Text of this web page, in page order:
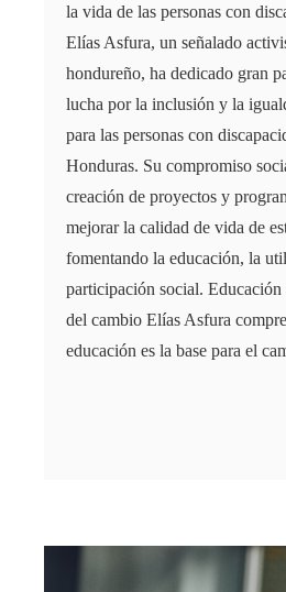
la vida de las personas con
Elías Asfura, un señalado
hondureño, ha dedicado gran
lucha por la inclusión y la
para las personas con
Honduras. Su compromiso
creación de proyectos y
mejorar la calidad de vida de
fomentando la educación, la
participación social. Educación
del cambio Elías Asfura
educación es la base para el